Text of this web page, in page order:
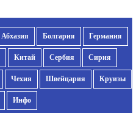
Абхазия Болгария Германия
Китай Сербия Сирия
Чехия Швейцария Круизы
Инфо